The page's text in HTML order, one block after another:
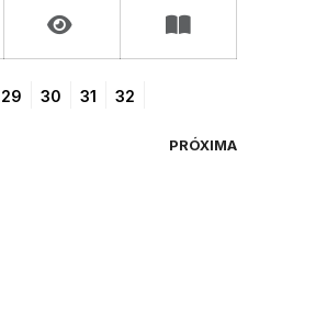
29 30 31 32
PRÓXIMA